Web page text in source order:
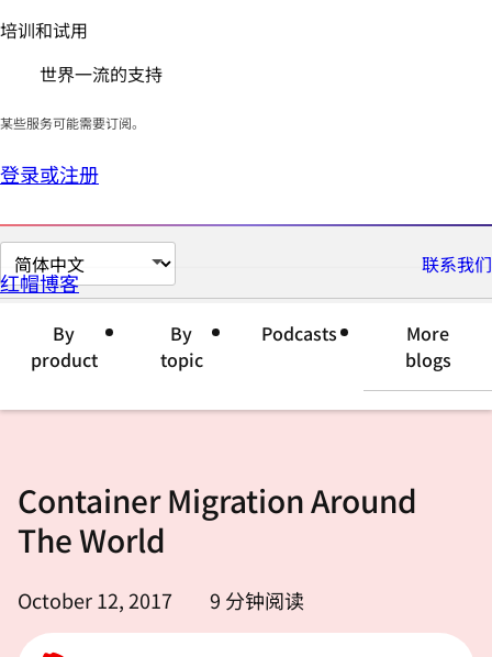
培训和试用
世界一流的支持
某些服务可能需要订阅。
登录或注册
切
换
言
联系我们
红帽博客
By
product
By
topic
Podcasts
More
blogs
Container Migration Around
The World
October 12, 2017 9 分钟阅读